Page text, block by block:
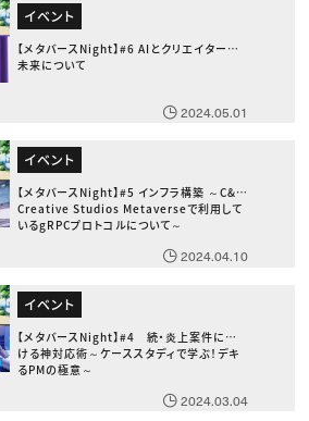
イベント
【メタバースNight】#6 AIとクリエイターの
未来について
2024.05.01
イベント
【メタバースNight】#5 インフラ構築 ～C&R
Creative Studios Metaverseで利用して
いるgRPCプロトコルについて～
2024.04.10
イベント
【メタバースNight】#4 続・炎上案件にお
ける神対応術～ケーススタディで学ぶ！デキ
るPMの極意～
2024.03.04